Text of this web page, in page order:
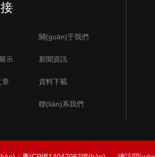
關(guān)于我們
示 新聞資訊
章 資料下載
聯(lián)系我們